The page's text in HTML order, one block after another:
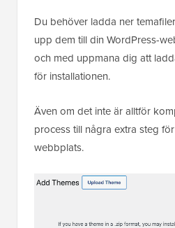
Du behöver ladda ner
upp dem till din WordPress-
och med uppmana dig att
för installationen.
Även om det inte är alltför
process till några extra steg
webbplats.